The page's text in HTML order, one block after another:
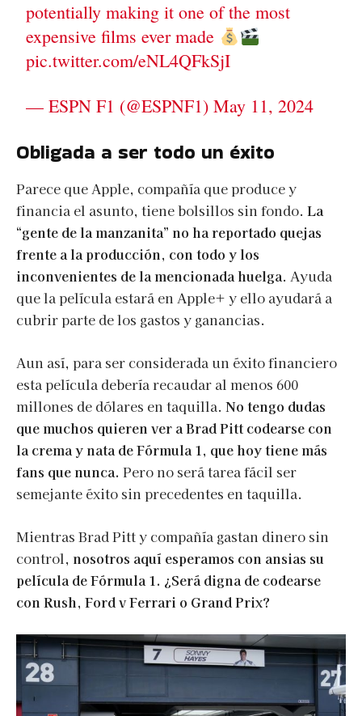
potentially making it one of the most
expensive films ever made
pic.twitter.com/eNL4QFkSjI
— ESPN F1 (@ESPNF1)May 11, 2024
Obligada a ser todo un éxito
Parece que Apple, compañía que produce y
financia el asunto, tiene bolsillos sin fondo. La
“gente de la manzanita” no ha reportado quejas
frente a la producción, con todo y los
inconvenientes de la mencionada huelga. Ayuda
que la película estará en Apple+ y ello ayudará a
cubrir parte de los gastos y ganancias.
Aun así, para ser considerada un éxito financiero
esta película debería recaudar al menos 600
millones de dólares en taquilla. No tengo dudas
que muchos quieren ver a Brad Pitt codearse con
la crema y nata de Fórmula 1, que hoy tiene más
fans que nunca. Pero no será tarea fácil ser
semejante éxito sin precedentes en taquilla.
Mientras Brad Pitt y compañía gastan dinero sin
control, nosotros aquí esperamos con ansias su
película de Fórmula 1. ¿Será digna de codearse
con Rush, Ford v Ferrari o Grand Prix?